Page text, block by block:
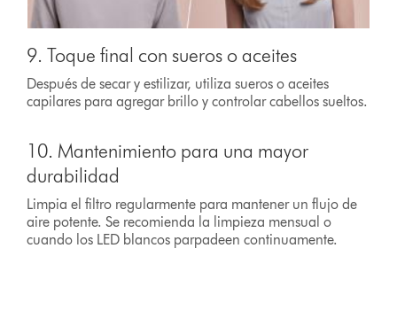
9. Toque final con sueros o aceites
Después de secar y estilizar, utiliza sueros o aceites
capilares para agregar brillo y controlar cabellos sueltos.
10. Mantenimiento para una mayor
durabilidad
Limpia el filtro regularmente para mantener un flujo de
aire potente. Se recomienda la limpieza mensual o
cuando los LED blancos parpadeen continuamente.